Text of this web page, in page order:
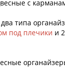
типа
под плечики и